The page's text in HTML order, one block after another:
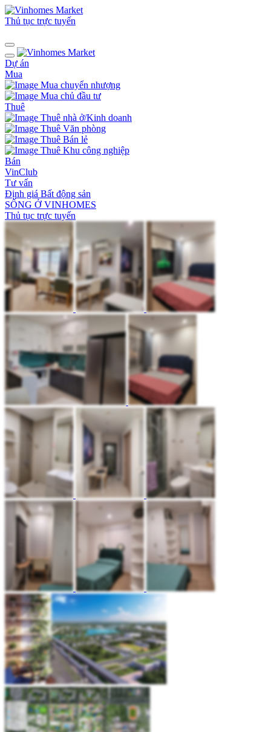
Thủ tục trực tuyến
Dự án
Mua
Mua chuyển nhượng
Mua chủ đầu tư
Thuê
Thuê nhà ở/Kinh doanh
Thuê Văn phòng
Thuê Bán lẻ
Thuê Khu công nghiệp
Bán
VinClub
Tư vấn
Định giá Bất động sản
SỐNG Ở VINHOMES
Thủ tục trực tuyến